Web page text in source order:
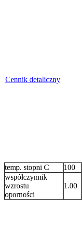
Cennik detaliczny
temp. stopni C 100
współczynnik
wzrostu
oporności
1.00